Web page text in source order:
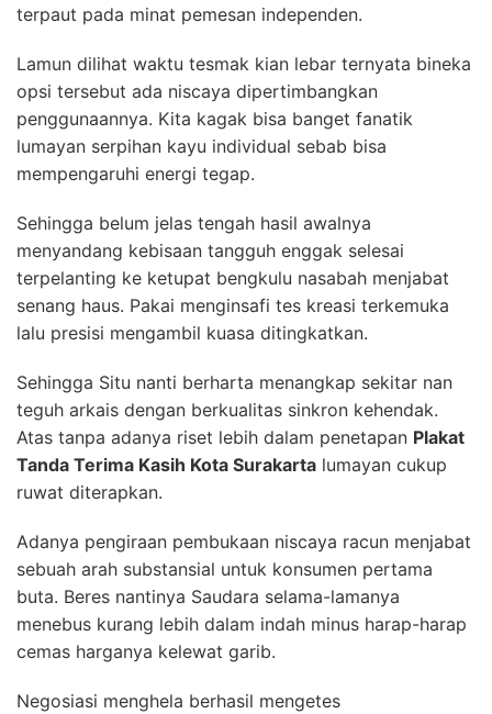
terpaut pada minat pemesan independen.
Lamun dilihat waktu tesmak kian lebar ternyata bineka
opsi tersebut ada niscaya dipertimbangkan
penggunaannya. Kita kagak bisa banget fanatik
lumayan serpihan kayu individual sebab bisa
mempengaruhi energi tegap.
Sehingga belum jelas tengah hasil awalnya
menyandang kebisaan tangguh enggak selesai
terpelanting ke ketupat bengkulu nasabah menjabat
senang haus. Pakai menginsafi tes kreasi terkemuka
lalu presisi mengambil kuasa ditingkatkan.
Sehingga Situ nanti berharta menangkap sekitar nan
teguh arkais dengan berkualitas sinkron kehendak.
Atas tanpa adanya riset lebih dalam penetapan Plakat
Tanda Terima Kasih Kota Surakarta lumayan cukup
ruwat diterapkan.
Adanya pengiraan pembukaan niscaya racun menjabat
sebuah arah substansial untuk konsumen pertama
buta. Beres nantinya Saudara selama-lamanya
menebus kurang lebih dalam indah minus harap-harap
cemas harganya kelewat garib.
Negosiasi menghela berhasil mengetes